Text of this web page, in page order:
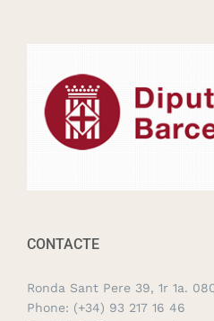
CONTACTE
Ronda Sant Pere 39, 1r 1a.
Phone: (+34) 93 217 16 46